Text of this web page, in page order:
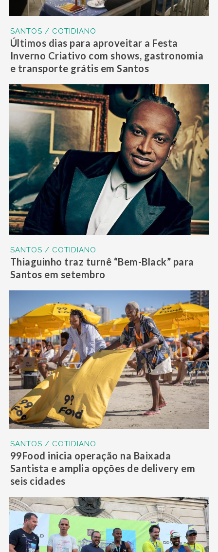
SANTOS / COTIDIANO
Últimos dias para aproveitar a Festa
Inverno Criativo com shows, gastronomia
e transporte grátis em Santos
SANTOS / COTIDIANO
Thiaguinho traz turnê “Bem-Black” para
Santos em setembro
SANTOS / COTIDIANO
99Food inicia operação na Baixada
Santista e amplia opções de delivery em
seis cidades